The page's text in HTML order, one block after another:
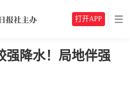
打开APP
强降水！局地伴强